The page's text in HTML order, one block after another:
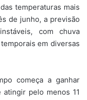
temperaturas mais
de junho, a previsão
com chuva
em diversas
começa a ganhar
pelo menos 11